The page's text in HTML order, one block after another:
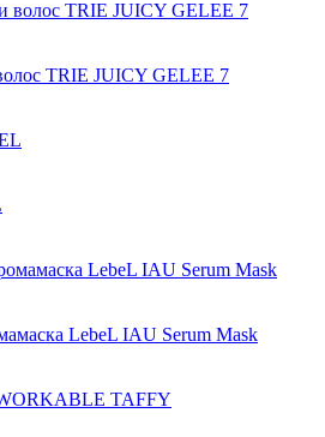
TRIE JUICY GELEE 7
LebeL IAU Serum Mask